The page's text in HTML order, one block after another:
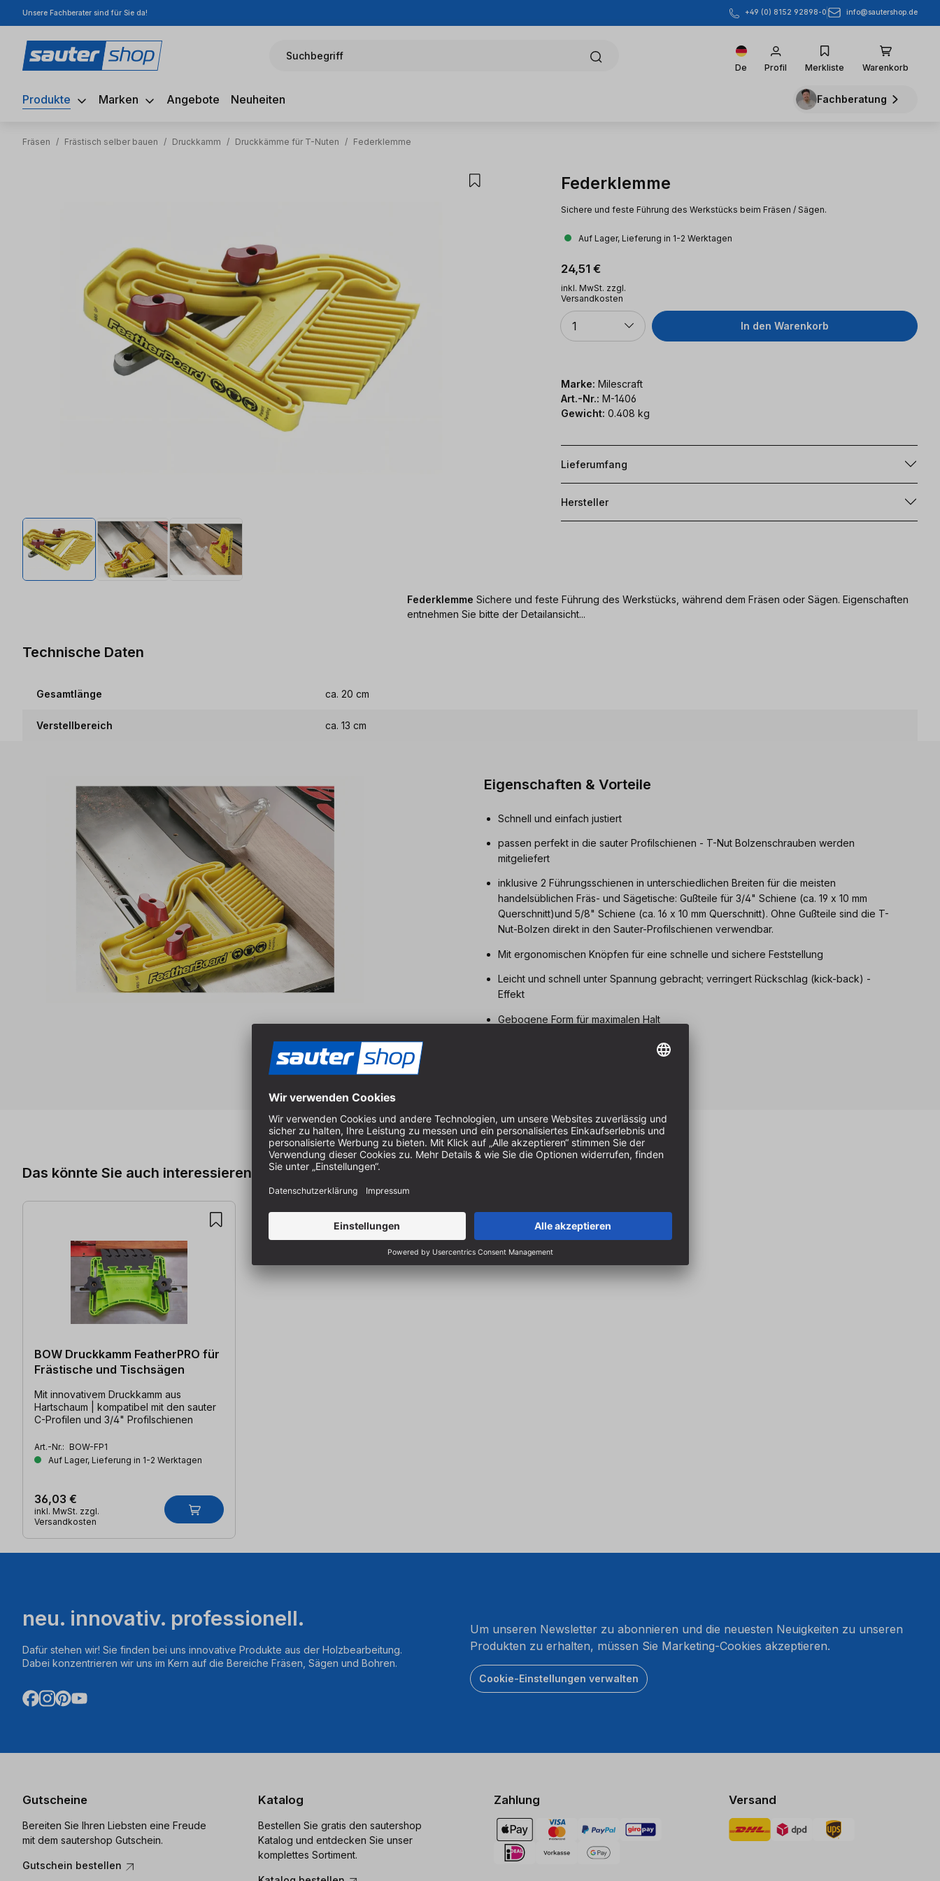
Hauptinhalt springen
Zur Suche springen
Zur Hauptnavigation springen
Unsere Fachberater sind für Sie da! +49 (0) 8152 92898-0 info@sautershop.de
Suchbegriff
De Profil Merkliste Warenkorb
Produkte Marken Angebote Neuheiten Fachberatung
Fräsen / Frästisch selber bauen / Druckkamm / Druckkämme für T-Nuten / Federklemme
Federklemme
Sichere und feste Führung des Werkstücks beim Fräsen / Sägen.
Auf Lager, Lieferung in 1-2 Werktagen
Regulärer Preis:
24,51 €
inkl. MwSt. zzgl.
Versandkosten
Anzahl
1 In den Warenkorb
Marke: Milescraft
Art.-Nr.: M-1406
Gewicht: 0.408 kg
Lieferumfang
Hersteller
Federklemme Sichere und feste Führung des Werkstücks, während dem Fräsen oder Sägen. Eigenschaften
entnehmen Sie bitte der Detailansicht...
Technische Daten
Gesamtlänge ca. 20 cm
Verstellbereich ca. 13 cm
Eigenschaften & Vorteile
Schnell und einfach justiert
passen perfekt in die sauter Profilschienen - T-Nut Bolzenschrauben werden
mitgeliefert
inklusive 2 Führungsschienen in unterschiedlichen Breiten für die meisten
handelsüblichen Fräs- und Sägetische: Gußteile für 3/4" Schiene (ca. 19 x 10 mm
Querschnitt)und 5/8" Schiene (ca. 16 x 10 mm Querschnitt). Ohne Gußteile sind die T-
Nut-Bolzen direkt in den Sauter-Profilschienen verwendbar.
Mit ergonomischen Knöpfen für eine schnelle und sichere Feststellung
Leicht und schnell unter Spannung gebracht; verringert Rückschlag (kick-back) -
Effekt
Gebogene Form für maximalen Halt
Das könnte Sie auch interessieren
BOW Druckkamm FeatherPRO für
Frästische und Tischsägen
Mit innovativem Druckkamm aus
Hartschaum | kompatibel mit den sauter
C-Profilen und 3/4" Profilschienen
Art.-Nr.: BOW-FP1
Auf Lager, Lieferung in 1-2 Werktagen
36,03 €
inkl. MwSt. zzgl.
Versandkosten
neu. innovativ. professionell.
Dafür stehen wir! Sie finden bei uns innovative Produkte aus der Holzbearbeitung.
Dabei konzentrieren wir uns im Kern auf die Bereiche Fräsen, Sägen und Bohren.
Um unseren Newsletter zu abonnieren und die neuesten Neuigkeiten zu unseren
Produkten zu erhalten, müssen Sie Marketing-Cookies akzeptieren.
Cookie-Einstellungen verwalten
Gutscheine
Bereiten Sie Ihren Liebsten eine Freude
mit dem sautershop Gutschein.
Gutschein bestellen
Katalog
Bestellen Sie gratis den sautershop
Katalog und entdecken Sie unser
komplettes Sortiment.
Zahlung Versand